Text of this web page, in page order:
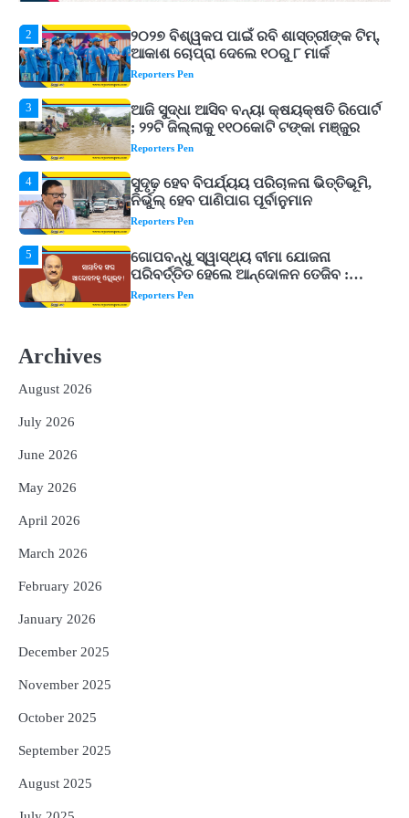
3
ଆଜି ସୁଦ୍ଧା ଆସିବ ବନ୍ୟା କ୍ଷୟକ୍ଷତି ରିପୋର୍ଟ
; ୨୨ଟି ଜିଲ୍ଲାକୁ ୧୧୦କୋଟି ଟଙ୍କା ମଞ୍ଜୁର
Reporters Pen
4
ସୁଦୃଢ଼ ହେବ ବିପର୍ଯ୍ୟୟ ପରିଚାଳନା ଭିତ୍ତିଭୂମି,
ନିର୍ଭୁଲ୍ ହେବ ପାଣିପାଗ ପୂର୍ବାନୁମାନ
Reporters Pen
5
ଗୋପବନ୍ଧୁ ସ୍ୱାସ୍ଥ୍ୟ ବୀମା ଯୋଜନା
ପରିବର୍ତ୍ତିତ ହେଲେ ଆନ୍ଦୋଳନ ତେଜିବ :
ଉତ୍କଳ ସାମ୍ବାଦିକ ସଂଘ
Reporters Pen
1
Shiva Mantras Sawan 2026: ଶ୍ରାବଣରେ
ନିୟମିତ ଜପ କରନ୍ତୁ ଭଗବାନ ଶିବଙ୍କ ଏହି
୩ଟି ଶକ୍ତିଶାଳୀ ମନ୍ତ୍ର, ଦୂର ହୋଇପାରେ
ଆର୍ଥିକ ସଙ୍କଟ
Reporters Pen
5
Archives
August 2026
July 2026
June 2026
May 2026
April 2026
March 2026
February 2026
January 2026
December 2025
November 2025
October 2025
September 2025
August 2025